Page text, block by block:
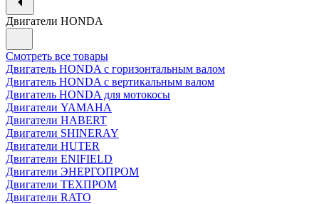
Двигатели HONDA
Смотреть все товары
Двигатель HONDA с горизонтальным валом
Двигатель HONDA с вертикальным валом
Двигатель HONDA для мотокосы
Двигатели YAMAHA
Двигатели HABERT
Двигатели SHINERAY
Двигатели HUTER
Двигатели ENIFIELD
Двигатели ЭНЕРГОПРОМ
Двигатели ТЕХПРОМ
Двигатели RATO